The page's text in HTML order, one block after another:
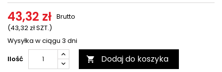
43,32 zł
(43,32 zł SZT.)
Brutto
Wysyłka w ciągu 3 dni
Ilość
 Dodaj do koszyka